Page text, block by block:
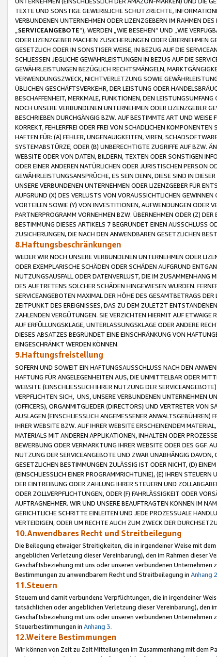
TEXTE UND SONSTIGE GEWERBLICHE SCHUTZRECHTE,
VERBUNDENEN UNTERNEHMEN ODER LIZENZGEBERN IM RAHMEN
SERVICEANGEBOTE“), WERDEN „WIE BESEHEN“ UND „WIE
ODER LIZENZGEBER MACHEN ZUSICHERUNGEN ODER ÜBERNEHMEN
GESETZLICH ODER IN SONSTIGER WEISE, IN BEZUG AUF DIE
SCHLIESSEN JEGLICHE GEWÄHRLEISTUNGEN IN BEZUG AUF DIE
GEWÄHRLEISTUNGEN BEZÜGLICH RECHTSMÄNGELN,
VERWENDUNGSZWECK, NICHTVERLETZUNG SOWIE
ÜBLICHEN GESCHÄFTSVERKEHR, DER LEISTUNG ODER
BESCHAFFENHEIT, MERKMALE, FUNKTIONEN, DEN
NOCH UNSERE VERBUNDENEN UNTERNEHMEN ODER LIZENZGEBER
BESCHRIEBEN DURCHGÄNGIG BZW. AUF BESTIMMTE ART UND
KORREKT, FEHLERFREI ODER FREI VON SCHÄDLICHEN
HAFTEN FÜR: (A) FEHLER, UNGENAUIGKEITEN, VIREN,
SYSTEMABSTÜRZE; ODER (B) UNBERECHTIGTE ZUGRIFFE AUF BZW.
WEBSITE ODER VON DATEN, BILDERN, TEXTEN ODER SONSTIGEN
ODER EINER ANDEREN NATÜRLICHEN ODER JURISTISCHEN PERSON
GEWÄHRLEISTUNGSANSPRÜCHE, ES SEIN DENN, DIESE SIND IN
UNSERE VERBUNDENEN UNTERNEHMEN ODER LIZENZGEBER FÜR
AUFGRUND (X) DES VERLUSTS VON VORAUSSICHTLICHEN
VORTEILEN SOWIE (Y) VON INVESTITIONEN, AUFWENDUNGEN ODER
PARTNERPROGRAMM VORNEHMEN BZW. ÜBERNEHMEN ODER (Z)
BESTIMMUNG DIESES ARTIKELS 7 BEGRÜNDET EINEN AUSSCHLUSS
ZUSICHERUNGEN, DIE NACH DEN ANWENDBAREN GESETZLICHEN
8.Haftungsbeschränkungen
WEDER WIR NOCH UNSERE VERBUNDENEN UNTERNEHMEN ODER
ODER EXEMPLARISCHE SCHÄDEN ODER SCHÄDEN AUFGRUND
NUTZUNGSAUSFALL ODER DATENVERLUST, DIE IM ZUSAMMENHANG
DES AUFTRETENS SOLCHER SCHÄDEN HINGEWIESEN WURDEN.
SERVICEANGEBOTEN MAXIMAL DER HÖHE DES GESAMTBETRAGS
ZEITPUNKT DES EREIGNISSES, DAS ZU DEM ZULETZT
ZAHLENDEN VERGÜTUNGEN. SIE VERZICHTEN HIERMIT AUF
AUF ERFÜLLUNGSKLAGE, UNTERLASSUNGSKLAGE ODER ANDERE
DIESES ABSATZES BEGRÜNDET EINE EINSCHRÄNKUNG VON
EINGESCHRÄNKT WERDEN KÖNNEN.
9.Haftungsfreistellung
SOFERN UND SOWEIT EIN HAFTUNGSAUSSCHLUSS NACH DEN
HAFTUNG FÜR ANGELEGENHEITEN AUS, DIE UNMITTELBAR ODER
WEBSITE (EINSCHLIESSLICH IHRER NUTZUNG DER
VERPFLICHTEN SICH, UNS, UNSERE VERBUNDENEN UNTERNEHMEN
(OFFICERS), ORGANMITGLIEDER (DIRECTORS) UND VERTRETER VON
AUSLAGEN (EINSCHLIESSLICH ANGEMESSENER
IHRER WEBSITE BZW. AUF IHRER WEBSITE ERSCHEINENDEM
MATERIALS MIT ANDEREN APPLIKATIONEN, INHALTEN ODER
BEWERBUNG ODER VERMARKTUNG IHRER WEBSITE ODER DES GGF.
NUTZUNG DER SERVICEANGEBOTE UND ZWAR UNABHÄNGIG
GESETZLICHEN BESTIMMUNGEN ZULÄSSIG IST ODER NICHT, (D)
(EINSCHLIESSLICH EINER PROGRAMMRICHTLINIE), (E) IHREN
DER EINTREIBUNG ODER ZAHLUNG IHRER STEUERN UND
ODER ZOLLVERPFLICHTUNGEN, ODER (F) FAHRLÄSSIGKEIT ODER
AUFTRAGNEHMER. WIR UND UNSERE BEAUFTRAGTEN KÖNNEN IM
GERICHTLICHE SCHRITTE EINLEITEN UND JEDE PROZESSUALE
VERTEIDIGEN, ODER UM RECHTE AUCH ZUM ZWECK DER
10.Anwendbares Recht und Streitbeilegung
Die Beilegung etwaiger Streitigkeiten, die in irgendeiner Weise mit
angeblichen Verletzung dieser Vereinbarung), den im Rahmen dieser
Geschäftsbeziehung mit uns oder unseren verbundenen
Bestimmungen zu anwendbarem Recht und Streitbeilegung in Anhang 2
11.Steuern
Steuern und damit verbundene Verpflichtungen, die in irgendeiner
tatsächlichen oder angeblichen Verletzung dieser Vereinbarung), den
Geschäftsbeziehung mit uns oder unseren verbundenen
Steuerbestimmungen in Anhang 3.
12.Weitere Bestimmungen
Wir können von Zeit zu Zeit Mitteilungen im Zusammenhang mit dem